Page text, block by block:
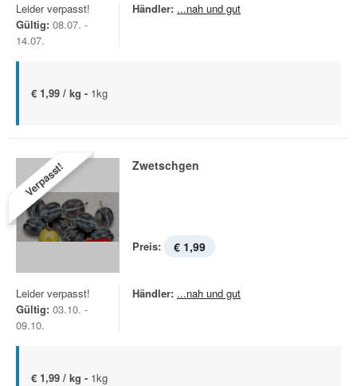
Leider verpasst!
Gültig: 08.07. -
14.07.
Händler: ...nah und gut
€ 1,99 / kg - 1kg
Verpasst! Zwetschgen
Preis: € 1,99
Leider verpasst!
Gültig: 03.10. -
09.10.
Händler: ...nah und gut
€ 1,99 / kg - 1kg